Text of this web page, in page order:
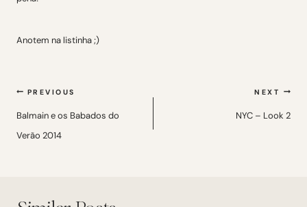
Anotem na listinha ;)
Navegação
de
Post
PREVIOUS
Balmain e os Babados do
Verão 2014
NEXT
NYC – Look 2